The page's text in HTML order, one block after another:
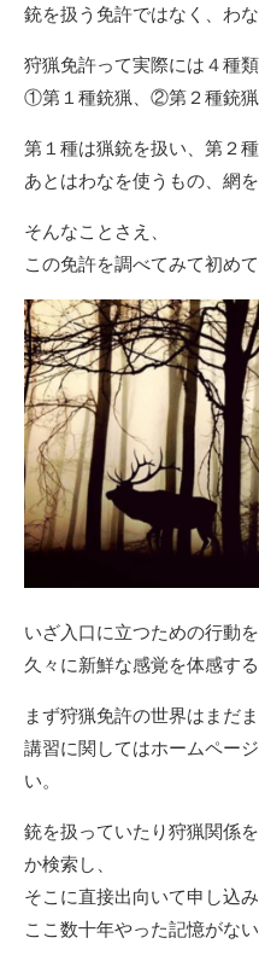
銃を扱う免許ではなく、わな
狩猟免許って実際には４種
①第１種銃猟、②第２種銃
第１種は猟銃を扱い、第２
あとはわなを使うもの、網を
そんなことさえ、
この免許を調べてみて初めて
いざ入口に立つための行動を
久々に新鮮な感覚を体感する
まず狩猟免許の世界はまだ
講習に関してはホームペー
い。
銃を扱っていたり狩猟関係
か検索し、
そこに直接出向いて申し込み
ここ数十年やった記憶がない